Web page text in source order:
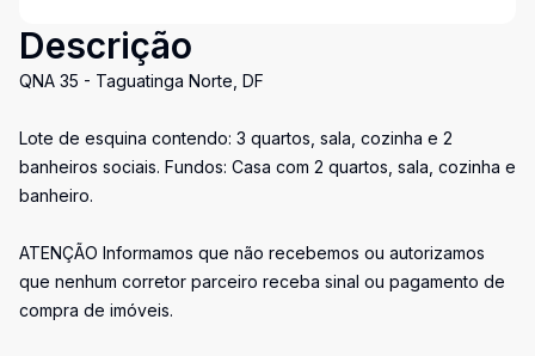
Descrição
QNA 35 - Taguatinga Norte, DF
Lote de esquina contendo: 3 quartos, sala, cozinha e 2
banheiros sociais. Fundos: Casa com 2 quartos, sala, cozinha e
banheiro.
ATENÇÃO Informamos que não recebemos ou autorizamos
que nenhum corretor parceiro receba sinal ou pagamento de
compra de imóveis.